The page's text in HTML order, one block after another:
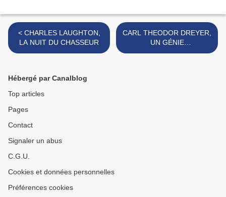
< CHARLES LAUGHTON,
LA NUIT DU CHASSEUR
CARL THEODOR DREYER,
UN GÉNIE
CINÉMATOGRAPHIQUE
Hébergé par Canalblog
Top articles
Pages
Contact
Signaler un abus
C.G.U.
Cookies et données personnelles
Préférences cookies